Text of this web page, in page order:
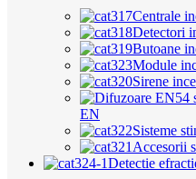
Centrale
Detectori
Butoane
Module
Sirene
EN
Sisteme
Accesorii
Detectie